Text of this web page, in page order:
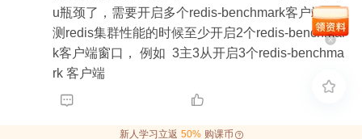
u瓶颈了，需要开启多个redis-benchmark客户端，
测redis集群性能的时候至少开启2个redis-benchmar
k客户端窗口， 例如  3主3从开启3个redis-benchma
rk 客户端
 
新人学习立返 50% 购课币
